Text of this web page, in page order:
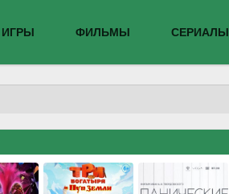
ИГРЫ ФИЛЬМЫ СЕРИАЛЫ